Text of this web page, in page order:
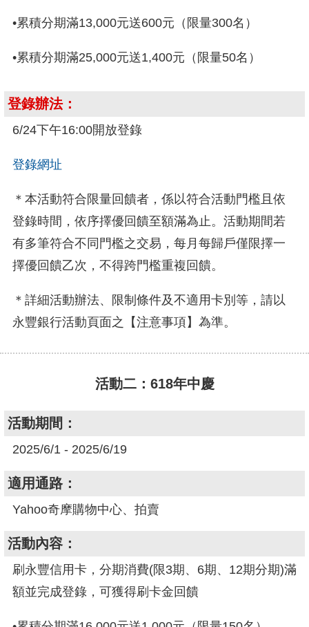
•累積分期滿13,000元送600元（限量300名）
•累積分期滿25,000元送1,400元（限量50名）
登錄辦法：
6/24下午16:00開放登錄
登錄網址
＊本活動符合限量回饋者，係以符合活動門檻且依
登錄時間，依序擇優回饋至額滿為止。活動期間若
有多筆符合不同門檻之交易，每月每歸戶僅限擇一
擇優回饋乙次，不得跨門檻重複回饋。
＊詳細活動辦法、限制條件及不適用卡別等，請以
永豐銀行活動頁面之【注意事項】為準。
活動二：618年中慶
活動期間：
2025/6/1 - 2025/6/19
適用通路：
Yahoo奇摩購物中心、拍賣
活動內容：
刷永豐信用卡，分期消費(限3期、6期、12期分期)滿
額並完成登錄，可獲得刷卡金回饋